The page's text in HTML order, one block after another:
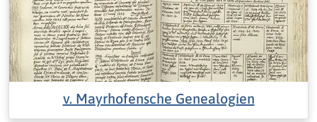
v. Mayrhofensche Genealogien